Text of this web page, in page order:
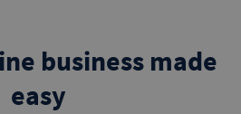
business made
easy